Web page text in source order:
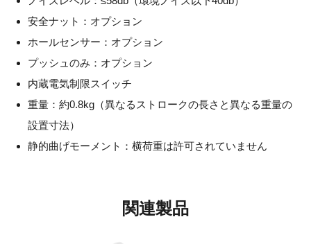
安全ナット：オプション
ホールセンサー：オプション
プッシュのみ：オプション
内蔵電気制限スイッチ
重量：約0.8kg（異なるストロークの長さと異なる重量の
設置寸法）
静的曲げモーメント：横荷重は許可されていません
関連製品